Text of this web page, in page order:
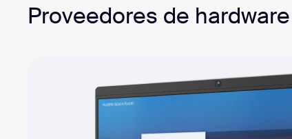
Proveedores de